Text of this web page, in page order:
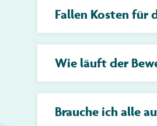
Fallen Kosten für
Wie läuft der
Brauche ich alle